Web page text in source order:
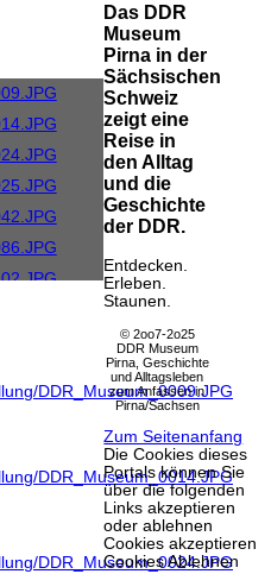
DDR_Museum_0009.JPG
DDR_Museum_0014.JPG
DDR_Museum_0024.JPG
Das DDR
Museum
Pirna in der
Sächsischen
Schweiz
zeigt eine
Reise in
den Alltag
und die
Geschichte
der DDR.
Entdecken.
Erleben.
Staunen.
© 2oo7-2o25
DDR Museum
Pirna, Geschichte
und Alltagsleben
zum Anfassen in
Pirna/Sachsen
Zum Seitenanfang
Die Cookies dieses
Portals können Sie
über die folgenden
Links akzeptieren
oder ablehnen
Cookies akzeptieren
Cookies Ablehnen